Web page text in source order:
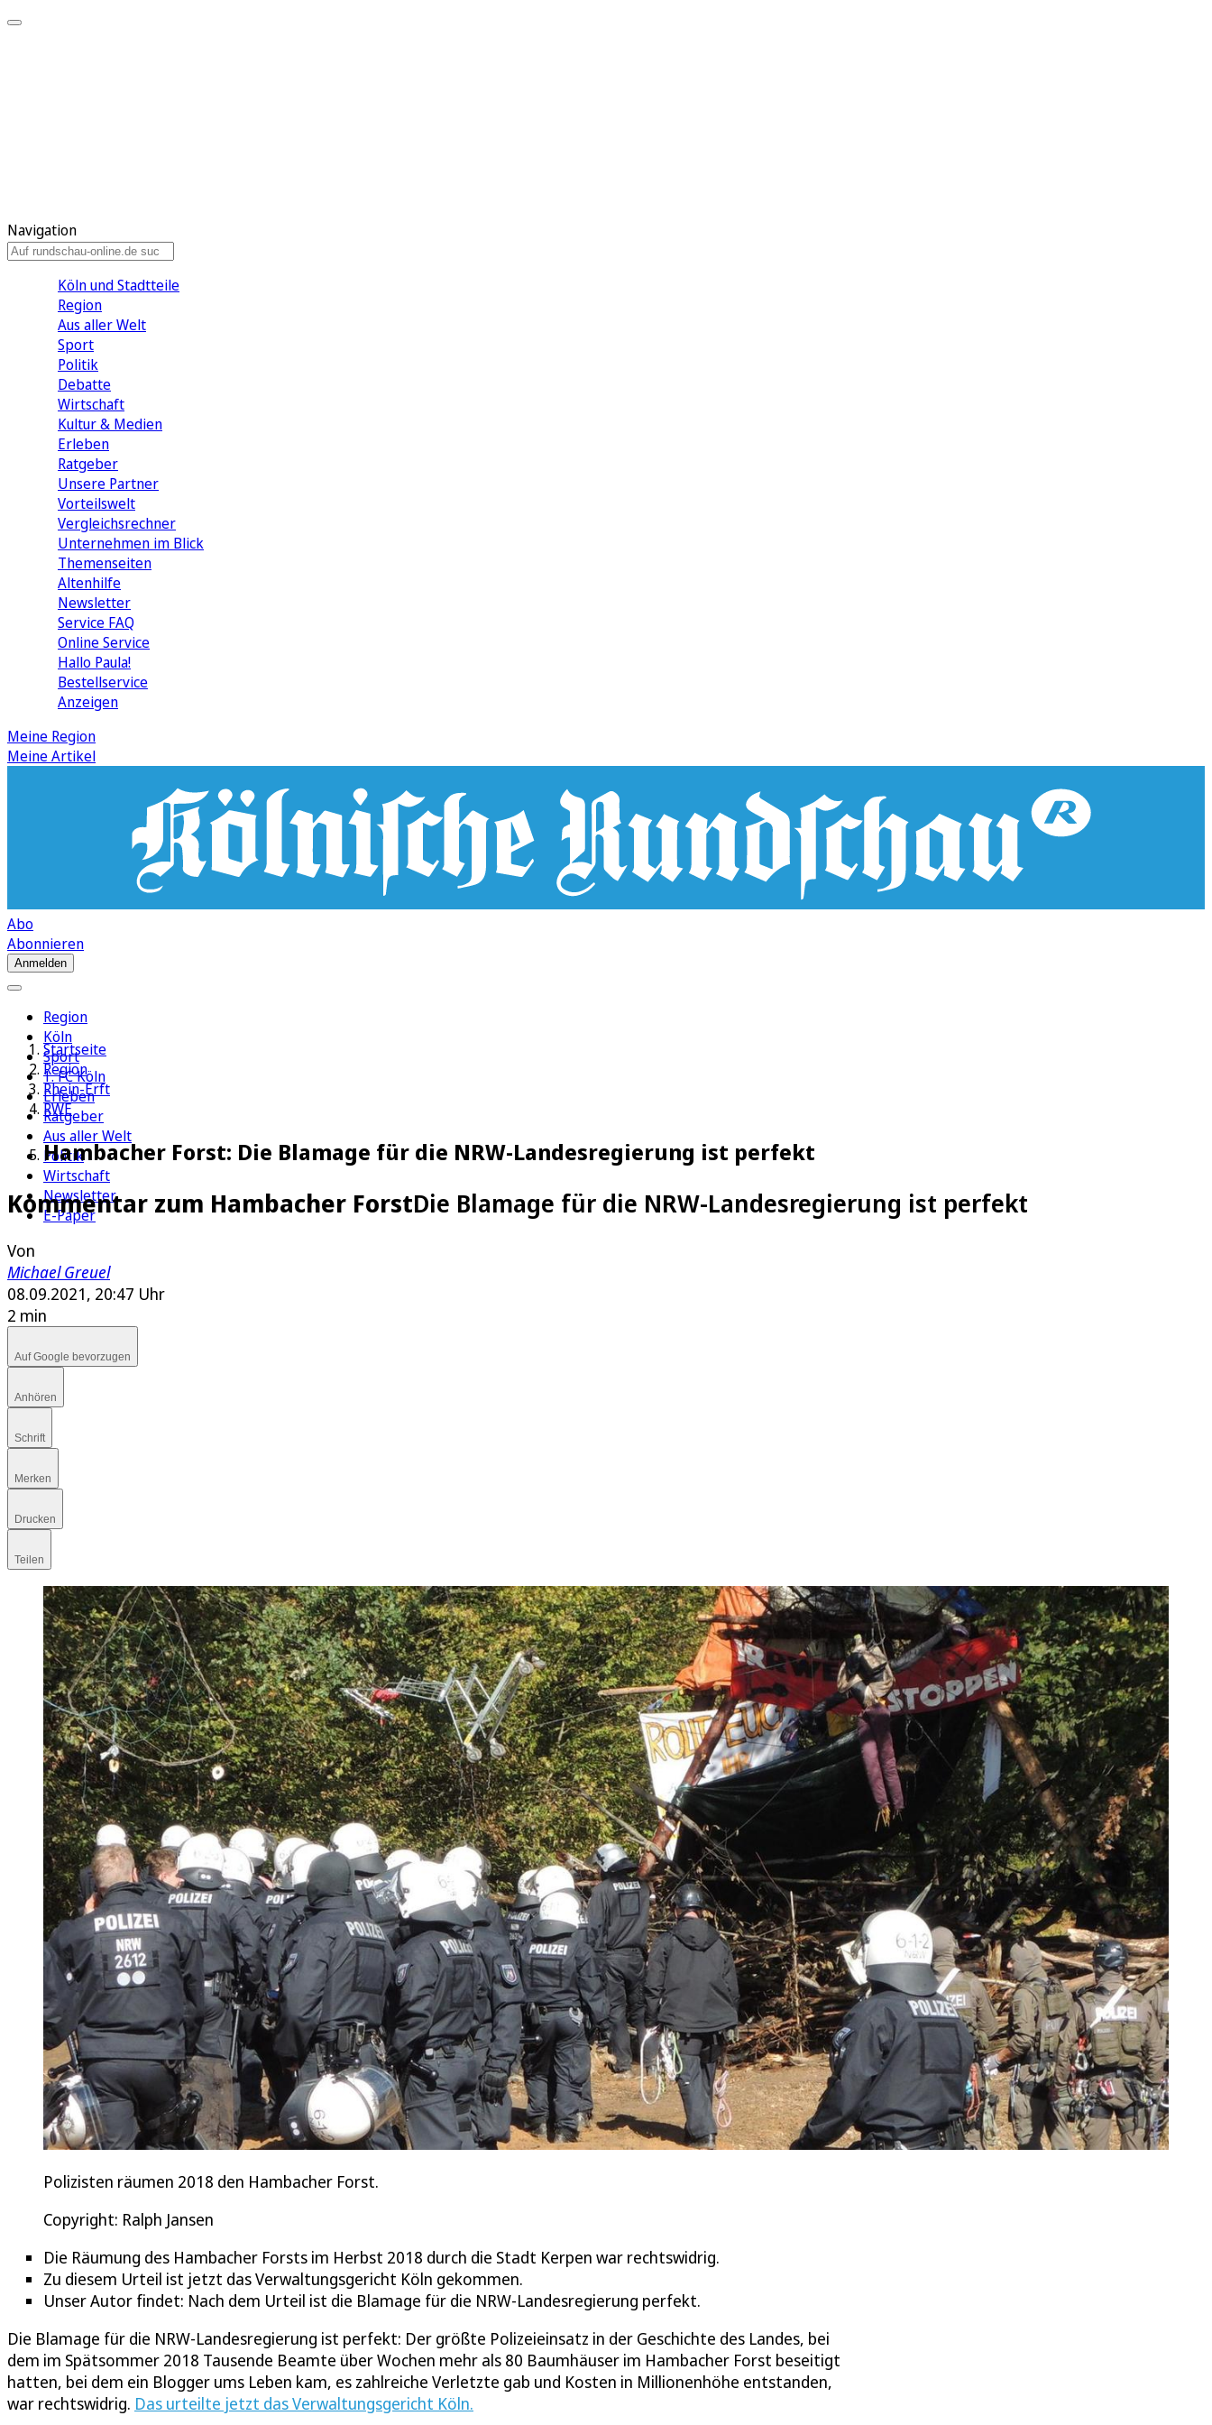
Navigation
Köln und Stadtteile
Region
Aus aller Welt
Sport
Politik
Debatte
Wirtschaft
Kultur & Medien
Erleben
Ratgeber
Unsere Partner
Vorteilswelt
Vergleichsrechner
Unternehmen im Blick
Themenseiten
Altenhilfe
Newsletter
Service FAQ
Online Service
Hallo Paula!
Bestellservice
Anzeigen
Meine Region
Meine Artikel
Abo
Abonnieren
Anmelden
Region
Köln
Sport
1. FC Köln
Erleben
Ratgeber
Aus aller Welt
Politik
Wirtschaft
Newsletter
E-Paper
Startseite
Region
Rhein-Erft
RWE
Hambacher Forst: Die Blamage für die NRW-Landesregierung ist perfekt
Kommentar zum Hambacher ForstDie Blamage für die NRW-Landesregierung ist perfekt
Von
Michael Greuel
08.09.2021, 20:47 Uhr
2 min
Auf Google bevorzugen
Anhören
Schrift
Merken
Drucken
Teilen
Polizisten räumen 2018 den Hambacher Forst.
Copyright: Ralph Jansen
Die Räumung des Hambacher Forsts im Herbst 2018 durch die Stadt Kerpen war rechtswidrig.
Zu diesem Urteil ist jetzt das Verwaltungsgericht Köln gekommen.
Unser Autor findet: Nach dem Urteil ist die Blamage für die NRW-Landesregierung perfekt.
Die Blamage für die NRW-Landesregierung ist perfekt: Der größte Polizeieinsatz in der Geschichte des Landes, bei
dem im Spätsommer 2018 Tausende Beamte über Wochen mehr als 80 Baumhäuser im Hambacher Forst beseitigt
hatten, bei dem ein Blogger ums Leben kam, es zahlreiche Verletzte gab und Kosten in Millionenhöhe entstanden,
war rechtswidrig. Das urteilte jetzt das Verwaltungsgericht Köln.